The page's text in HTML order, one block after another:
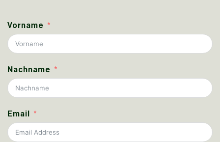
Vorname
Nachname
Email